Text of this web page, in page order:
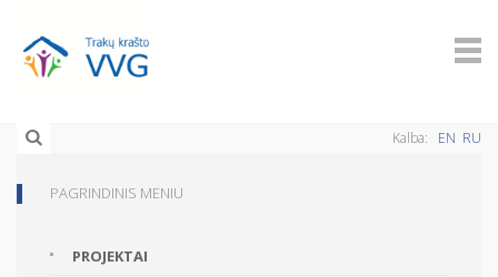
Kalba: EN RU
PAGRINDINIS MENIU
PROJEKTAI